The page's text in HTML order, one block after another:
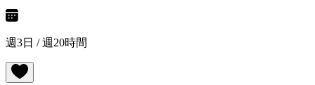
週3日 / 週20時間